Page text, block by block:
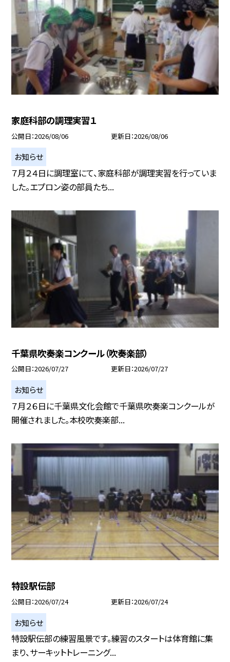
家庭科部の調理実習１
公開日 2026/08/06 更新日 2026/08/06
お知らせ
７月２４日に調理室にて、家庭科部が調理実習を行っていま
した。エプロン姿の部員たち...
千葉県吹奏楽コンクール（吹奏楽部）
公開日 2026/07/27 更新日 2026/07/27
お知らせ
７月２６日に千葉県文化会館で千葉県吹奏楽コンクールが
開催されました。本校吹奏楽部...
特設駅伝部
公開日 2026/07/24 更新日 2026/07/24
お知らせ
特設駅伝部の練習風景です。練習のスタートは体育館に集
まり、サーキットトレーニング...